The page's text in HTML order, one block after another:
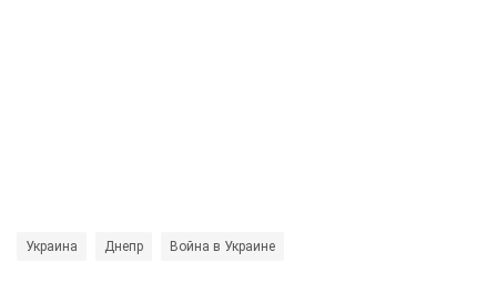
Украина Днепр Война в Украине